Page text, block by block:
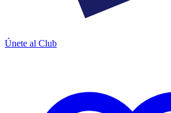
Únete al Club